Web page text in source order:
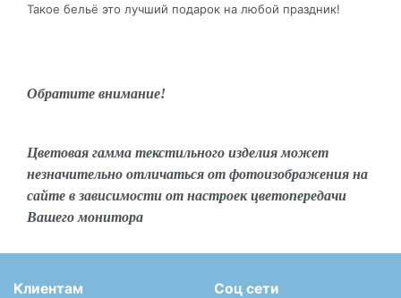
Такое бельё это лучший подарок на любой праздник!
Обратите внимание!
Цветовая гамма текстильного изделия может
незначительно отличаться от фотоизображения на
сайте в зависимости от настроек цветопередачи
Вашего монитора
Клиентам Соц сети